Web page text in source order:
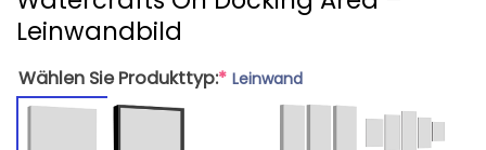
Leinwandbild
Wählen Sie Produkttyp:* Leinwand